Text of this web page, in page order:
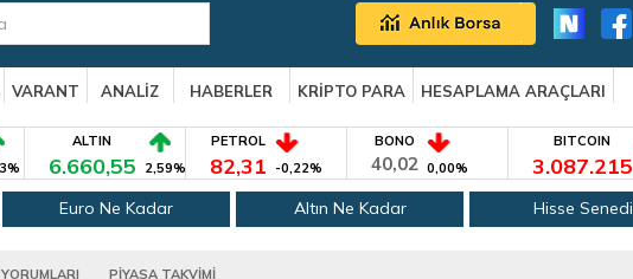
VARANT ANALİZ HABERLER KRİPTO PARA
HESAPLAMA ARAÇLARI
ALTIN
6.660,55 2,59%
PETROL
82,31 -0,22%
BONO
40,02 0,00%
BITCOIN
3.087.215
Euro Ne Kadar Altın Ne Kadar Hisse Senedi
PİYASA TAKVİMİ